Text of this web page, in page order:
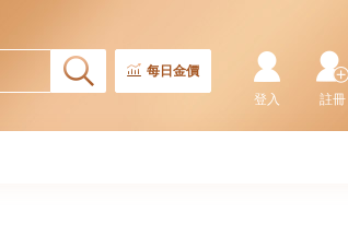
每日金價
註冊
登入